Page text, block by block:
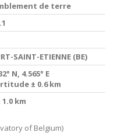
de terre
SAINT-ETIENNE (BE)
N, 4.565° E
± 0.6 km
1.0 km
of Belgium)